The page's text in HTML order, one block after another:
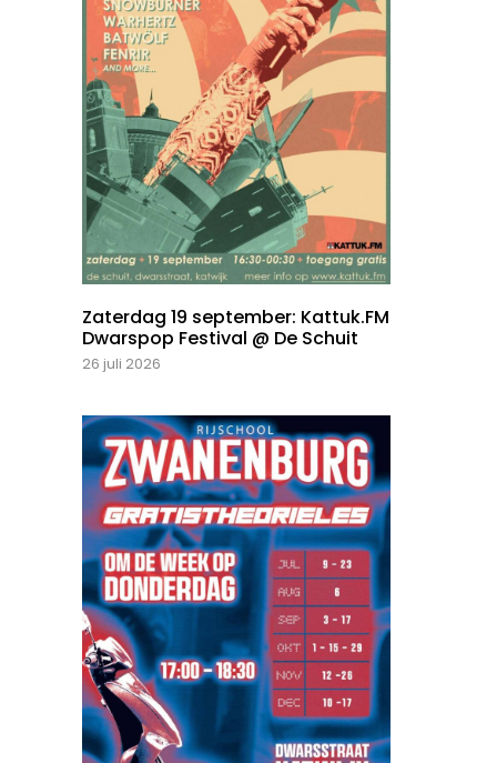
Zaterdag 19 september: Kattuk.FM
Dwarspop Festival @ De Schuit
26 juli 2026